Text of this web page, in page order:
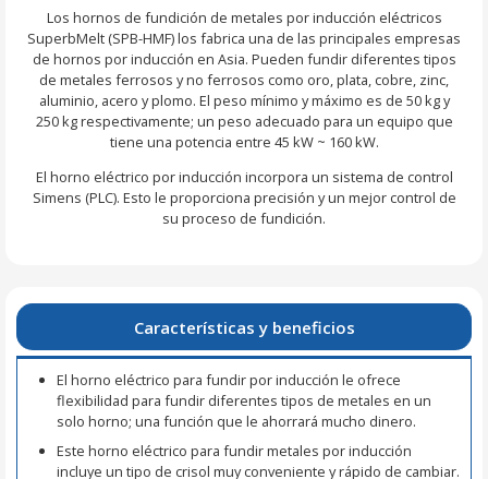
Los hornos de fundición de metales por inducción eléctricos
SuperbMelt (SPB-HMF) los fabrica una de las principales empresas
de hornos por inducción en Asia. Pueden fundir diferentes tipos
de metales ferrosos y no ferrosos como oro, plata, cobre, zinc,
aluminio, acero y plomo. El peso mínimo y máximo es de 50 kg y
250 kg respectivamente; un peso adecuado para un equipo que
tiene una potencia entre 45 kW ~ 160 kW.
El horno eléctrico por inducción incorpora un sistema de control
Simens (PLC). Esto le proporciona precisión y un mejor control de
su proceso de fundición.
Características y beneficios
El horno eléctrico para fundir por inducción le ofrece
flexibilidad para fundir diferentes tipos de metales en un
solo horno; una función que le ahorrará mucho dinero.
Este horno eléctrico para fundir metales por inducción
incluye un tipo de crisol muy conveniente y rápido de cambiar.